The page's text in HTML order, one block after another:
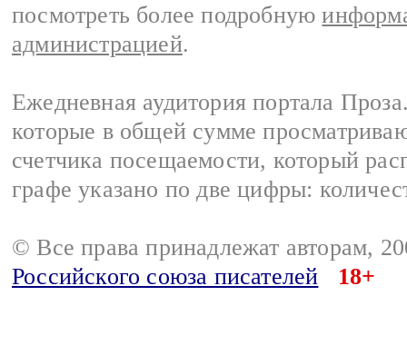
посмотреть более подробную
администрацией.
Ежедневная аудитория портала
которые в общей сумме
счетчика посещаемости, который
графе указано по две цифры:
© Все права принадлежат авторам,
Российского союза писателей
18+